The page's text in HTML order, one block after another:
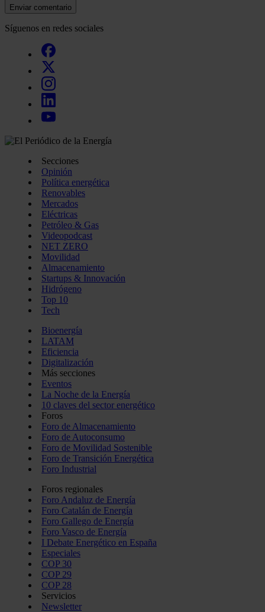
quienes pueden combinarla con otra información que les
Enviar comentario
Síguenos en redes sociales
Secciones
Opinión
Política energética
Renovables
Mercados
Eléctricas
Petróleo & Gas
Videopodcast
NET ZERO
Movilidad
Almacenamiento
Startups & Innovación
Hidrógeno
Top 10
Tech
Bioenergía
LATAM
Eficiencia
Digitalización
Más secciones
Eventos
La Noche de la Energía
10 claves del sector energético
Foros
Foro de Almacenamiento
Foro de Autoconsumo
Foro de Movilidad Sostenible
Foro de Transición Energética
Foro Industrial
Foros regionales
Foro Andaluz de Energía
Foro Catalán de Energía
Foro Gallego de Energía
Foro Vasco de Energía
I Debate Energético en España
Especiales
COP 30
COP 29
COP 28
Servicios
Newsletter